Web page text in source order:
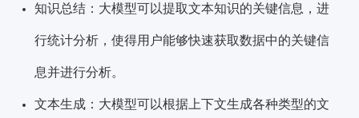
知识总结： 大模型可以提取⽂本知识的关键信息，进
行统计分析，使得⽤户能够快速获取数据中的关键信
息并进行分析。
文本生成： 大模型可以根据上下⽂⽣成各种类型的文